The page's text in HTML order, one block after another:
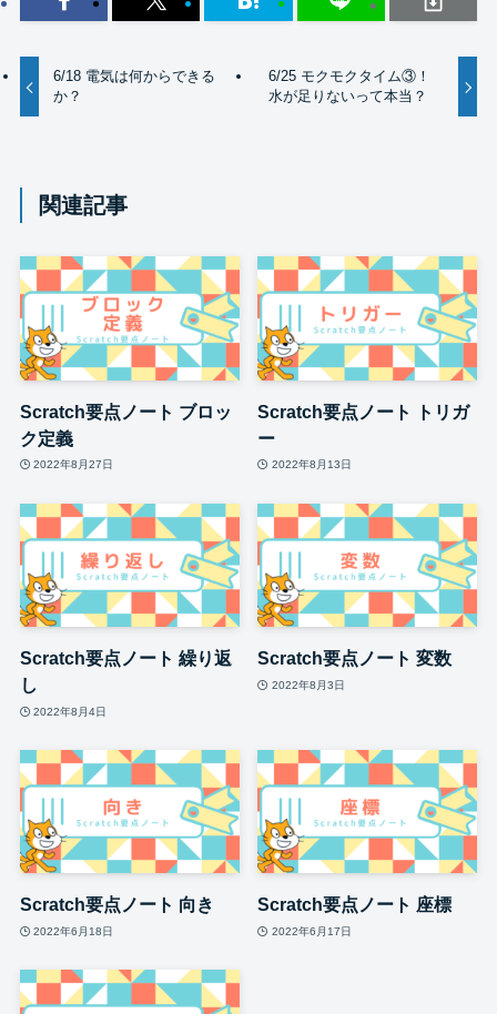
6/18 電気は何からできる
か？
6/25 モクモクタイム③！
水が足りないって本当？
関連記事
Scratch要点ノート ブロッ
ク定義
2022年8月27日
Scratch要点ノート トリガ
ー
2022年8月13日
Scratch要点ノート 繰り返
し
2022年8月4日
Scratch要点ノート 変数
2022年8月3日
Scratch要点ノート 向き
2022年6月18日
Scratch要点ノート 座標
2022年6月17日